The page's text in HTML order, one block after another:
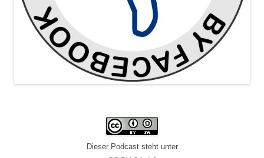
Dieser Podcast steht unter